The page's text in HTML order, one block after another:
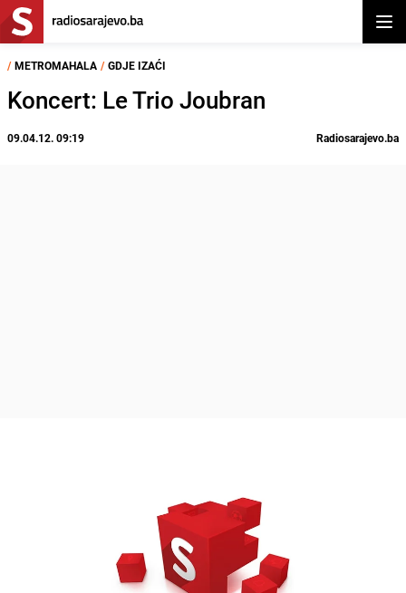
/ METROMAHALA / GDJE IZAĆI
Koncert: Le Trio Joubran
09.04.12. 09:19 Radiosarajevo.ba